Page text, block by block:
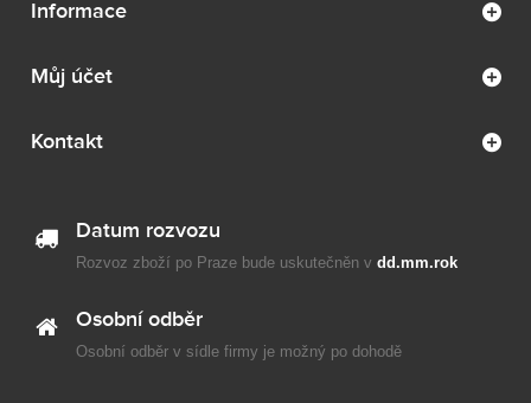
Informace
Můj účet
Kontakt
Datum rozvozu
Rozvoz zboží po Praze bude uskutečněn v dd.mm.rok
Osobní odběr
Osobní odběr v sídle firmy je možný po dohodě